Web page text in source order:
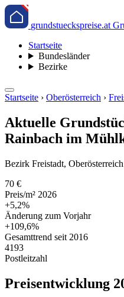
grundstueckspreise.at
Startseite
Bundesländer
Bezirke
Startseite › Oberösterreich ›
Aktuelle
Rainbach im
Bezirk Freistadt,
70 €
Preis/m² 2026
+5,2%
Änderung zum Vorjahr
+109,6%
Gesamttrend seit 2016
4193
Postleitzahl
Preisentwicklung